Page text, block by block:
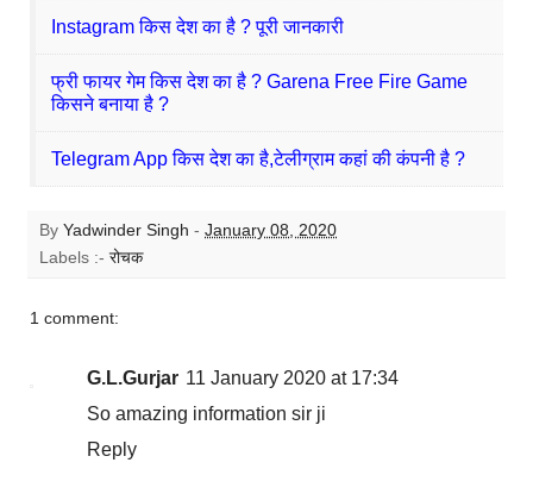
Instagram किस देश का है ? पूरी जानकारी
फ्री फायर गेम किस देश का है ? Garena Free Fire Game
किसने बनाया है ?
Telegram App किस देश का है,टेलीग्राम कहां की कंपनी है ?
By Yadwinder Singh - January 08, 2020
Labels :- रोचक
1 comment:
G.L.Gurjar 11 January 2020 at 17:34
So amazing information sir ji
Reply